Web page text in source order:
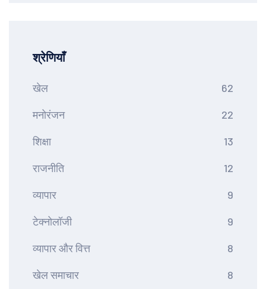
श्रेणियाँ
खेल 62
मनोरंजन 22
शिक्षा 13
राजनीति 12
व्यापार 9
टेक्नोलॉजी 9
व्यापार और वित्त 8
खेल समाचार 8